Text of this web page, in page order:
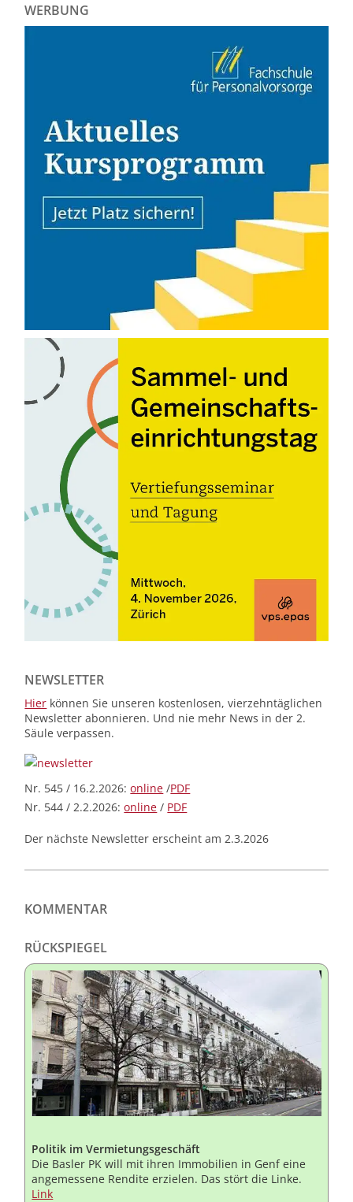
WERBUNG
NEWSLETTER
Hier können Sie unseren kostenlosen, vierzehntäglichen
Newsletter abonnieren. Und nie mehr News in der 2.
Säule verpassen.
Nr. 545 / 16.2.2026:online /PDF
Nr. 544 / 2.2.2026:online / PDF
Der nächste Newsletter erscheint am 2.3.2026
KOMMENTAR
RÜCKSPIEGEL
Politik im Vermietungsgeschäft
Die Basler PK will mit ihren Immobilien in Genf eine
angemessene Rendite erzielen. Das stört die Linke.
Link